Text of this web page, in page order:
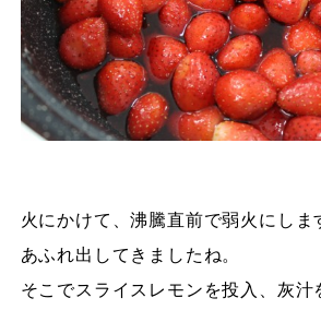
火にかけて、沸騰直前で弱火にしま
あふれ出してきましたね。
そこでスライスレモンを投入、灰汁